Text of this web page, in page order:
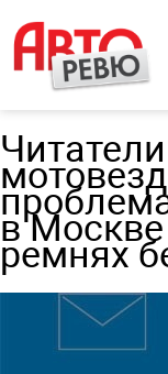
в
ремнях